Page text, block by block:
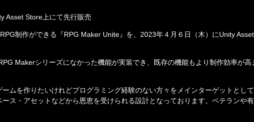
Asset Store上にて先行販売
制作ができる『RPG Maker Unite』を、2023年４月６日（木）にUnity
Makerシリーズになかった機能が実装でき、既存の機能もより制作効率が高
ムを作りたいけれどプログラミング経験のない方々をメインターゲットとし
ス・アセットなどから恩恵を受けられる設計となっております。ベテランや